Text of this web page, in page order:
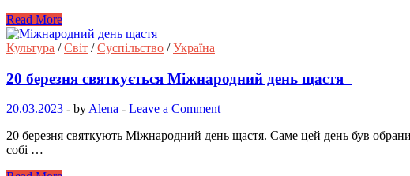
Read More
Культура /Світ /Суспільство /Україна
20 березня святкується Міжнародний день щастя
20.03.2023 - by Alena - Leave a Comment
20 березня святкують Міжнародний день щастя. Саме цей день був
собі …